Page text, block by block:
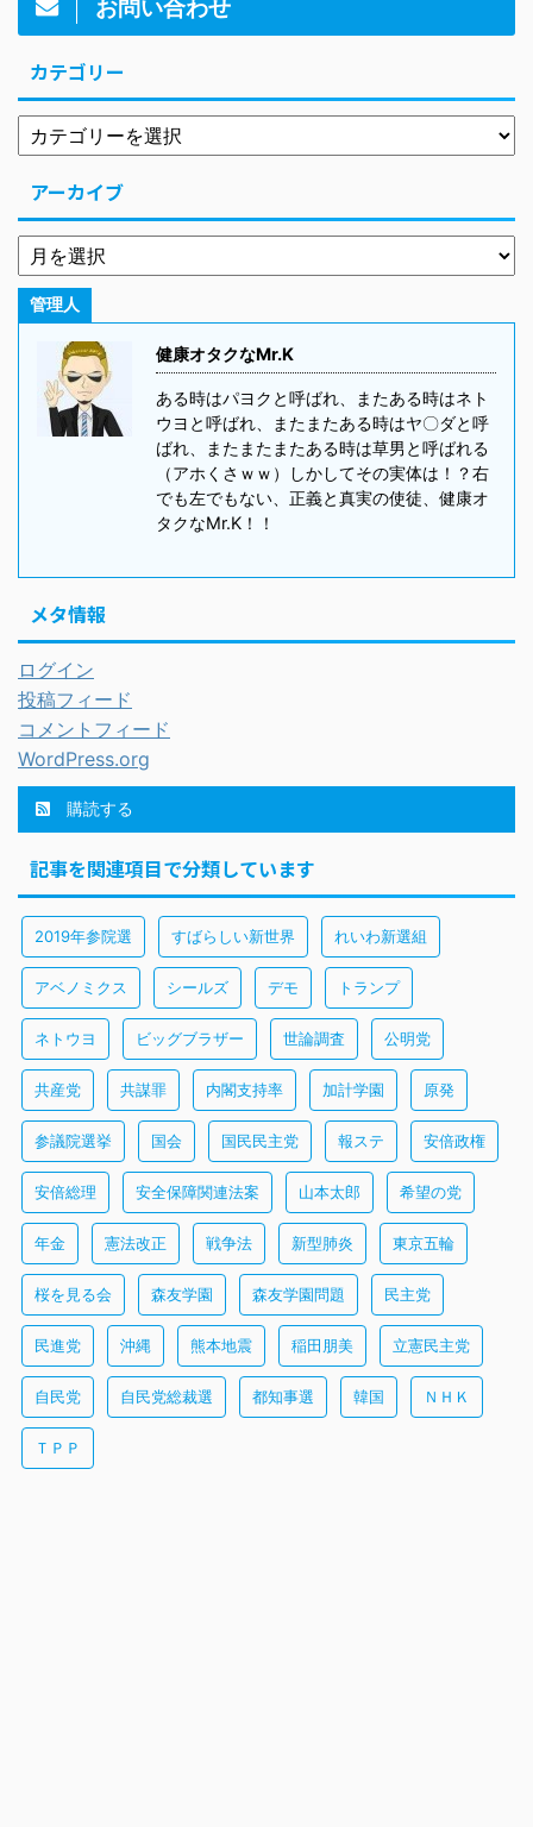
お問い合わせ
カテゴリー
アーカイブ
管理人
健康オタクなMr.K
ある時はパヨクと呼ばれ、またある時はネト
ウヨと呼ばれ、またまたある時はヤ〇ダと呼
ばれ、またまたまたある時は草男と呼ばれる
（アホくさｗｗ）しかしてその実体は！？右
でも左でもない、正義と真実の使徒、健康オ
タクなMr.K！！
メタ情報
ログイン
投稿フィード
コメントフィード
WordPress.org
購読する
記事を関連項目で分類しています
2019年参院選 すばらしい新世界 れいわ新選組
アベノミクス シールズ デモ トランプ
ネトウヨ ビッグブラザー 世論調査 公明党
共産党 共謀罪 内閣支持率 加計学園 原発
参議院選挙 国会 国民民主党 報ステ 安倍政権
安倍総理 安全保障関連法案 山本太郎 希望の党
年金 憲法改正 戦争法 新型肺炎 東京五輪
桜を見る会 森友学園 森友学園問題 民主党
民進党 沖縄 熊本地震 稲田朋美 立憲民主党
自民党 自民党総裁選 都知事選 韓国 ＮＨＫ
ＴＰＰ